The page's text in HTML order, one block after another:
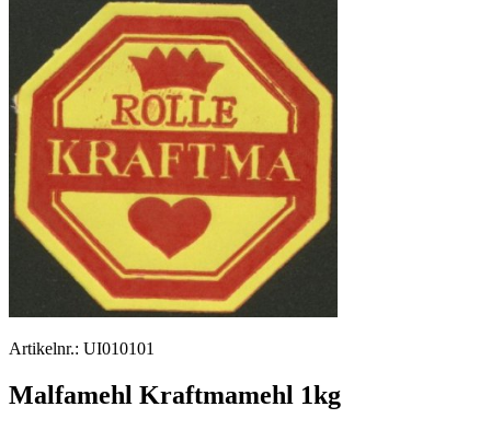
Artikelnr.: UI010101
Malfamehl Kraftmamehl 1kg